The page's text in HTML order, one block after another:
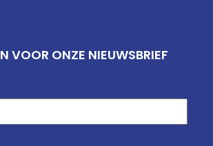
VOOR ONZE NIEUWSBRIEF